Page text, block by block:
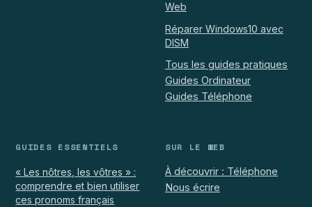
Web
Réparer Windows10 avec
DISM
Tous les guides pratiques
Guides Ordinateur
Guides Téléphone
GUIDES ESSENTIELS
« Les nôtres, les vôtres » :
comprendre et bien utiliser
ces pronoms français
SUR LE WEB
À découvrir : Téléphone
Nous écrire